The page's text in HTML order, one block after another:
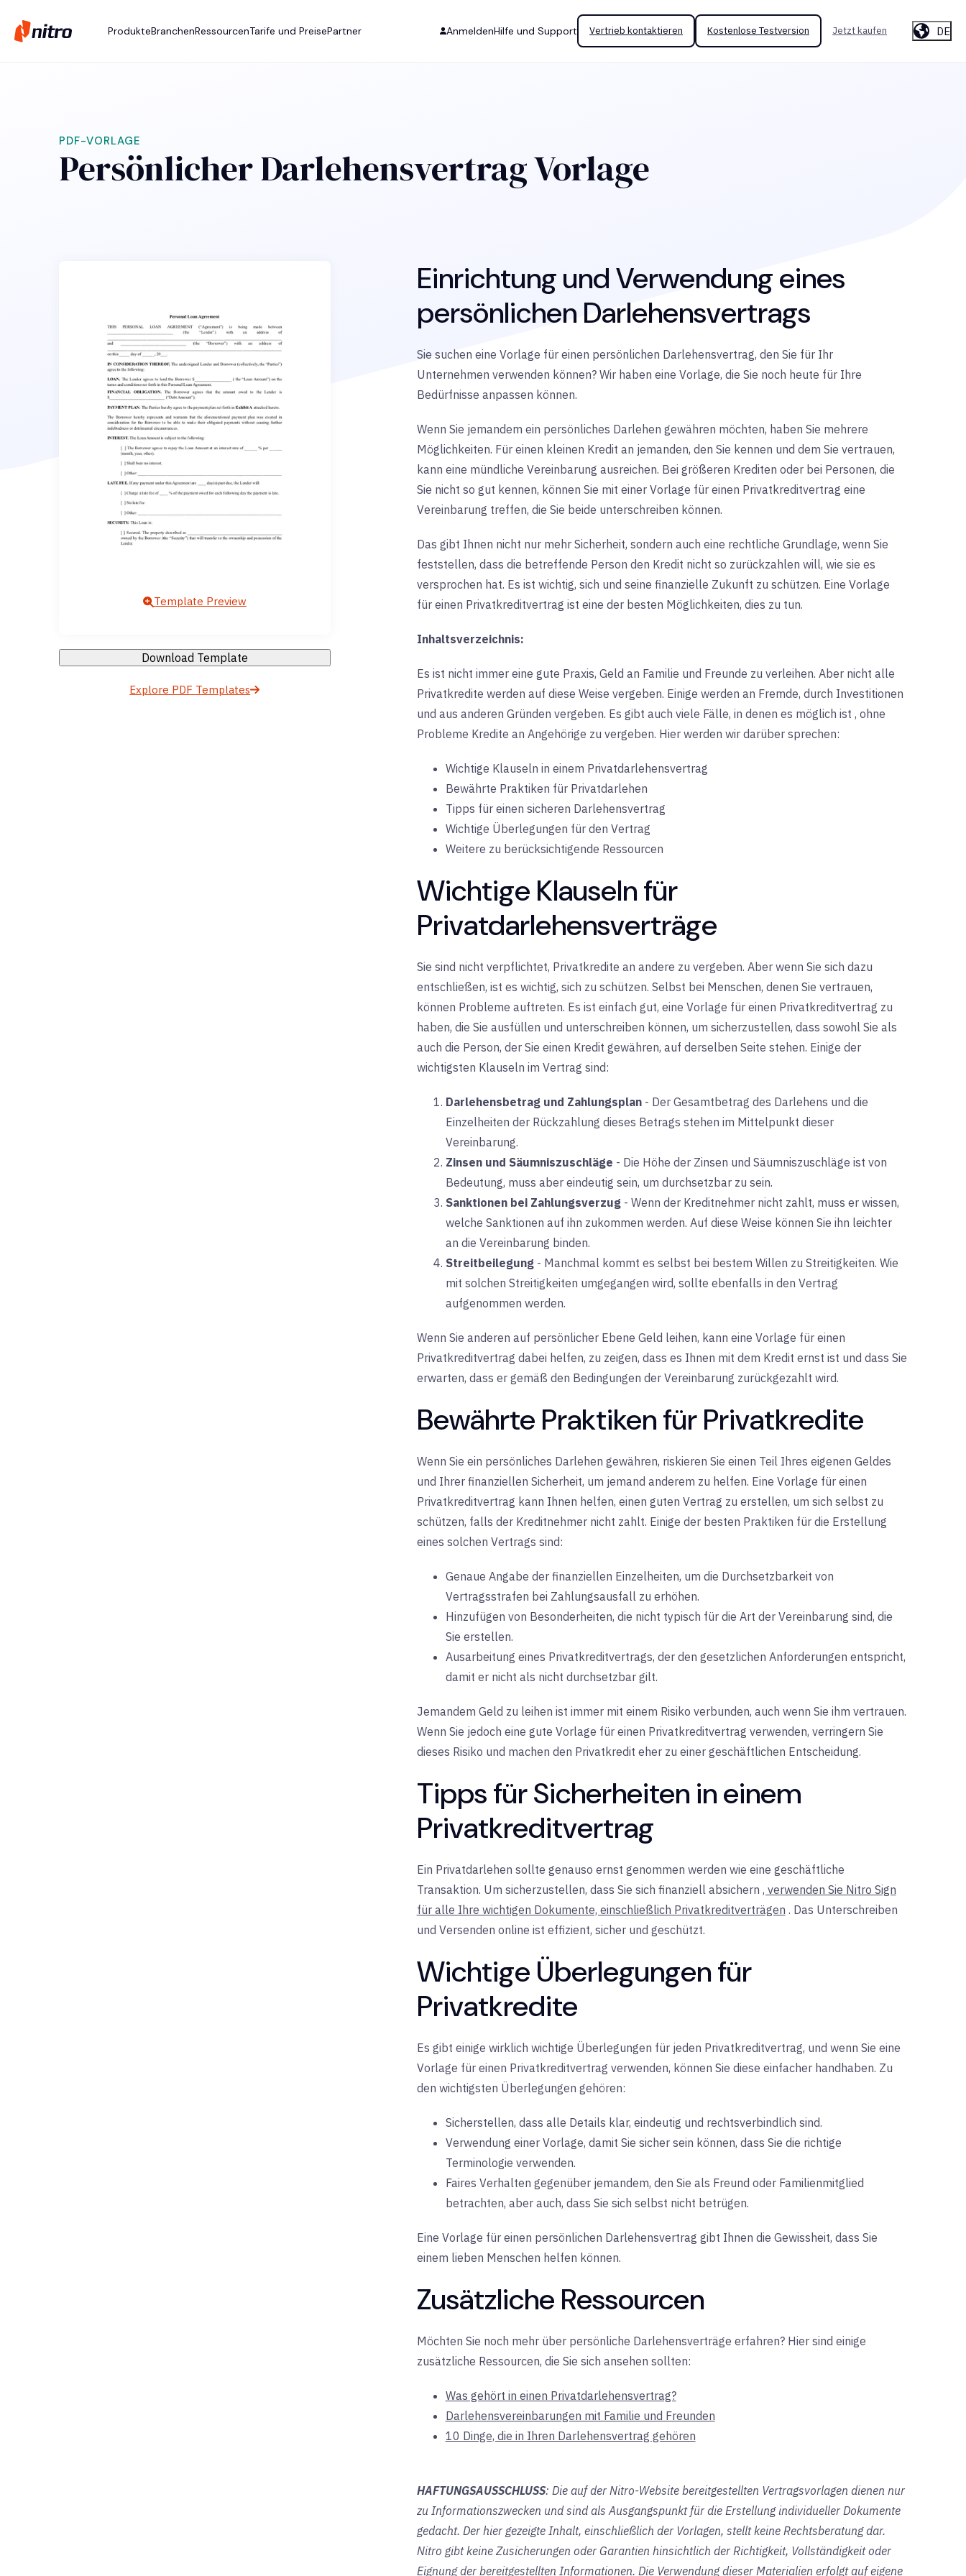
ProdukteBranchenRessourcenTarife und PreisePartner AnmeldenHilfe und Support Vertrieb kontaktieren Kostenlose Testversion Jetzt kaufen DE
PDF-VORLAGE
Persönlicher Darlehensvertrag Vorlage
Template Preview
Download Template
Explore PDF Templates
Einrichtung und Verwendung eines
persönlichen Darlehensvertrags
Sie suchen eine Vorlage für einen persönlichen Darlehensvertrag, den Sie für Ihr
Unternehmen verwenden können? Wir haben eine Vorlage, die Sie noch heute für Ihre
Bedürfnisse anpassen können.
Wenn Sie jemandem ein persönliches Darlehen gewähren möchten, haben Sie mehrere
Möglichkeiten. Für einen kleinen Kredit an jemanden, den Sie kennen und dem Sie vertrauen,
kann eine mündliche Vereinbarung ausreichen. Bei größeren Krediten oder bei Personen, die
Sie nicht so gut kennen, können Sie mit einer Vorlage für einen Privatkreditvertrag eine
Vereinbarung treffen, die Sie beide unterschreiben können.
Das gibt Ihnen nicht nur mehr Sicherheit, sondern auch eine rechtliche Grundlage, wenn Sie
feststellen, dass die betreffende Person den Kredit nicht so zurückzahlen will, wie sie es
versprochen hat. Es ist wichtig, sich und seine finanzielle Zukunft zu schützen. Eine Vorlage
für einen Privatkreditvertrag ist eine der besten Möglichkeiten, dies zu tun.
Inhaltsverzeichnis:
Es ist nicht immer eine gute Praxis, Geld an Familie und Freunde zu verleihen. Aber nicht alle
Privatkredite werden auf diese Weise vergeben. Einige werden an Fremde, durch Investitionen
und aus anderen Gründen vergeben. Es gibt auch viele Fälle, in denen es möglich ist , ohne
Probleme Kredite an Angehörige zu vergeben. Hier werden wir darüber sprechen:
Wichtige Klauseln in einem Privatdarlehensvertrag
Bewährte Praktiken für Privatdarlehen
Tipps für einen sicheren Darlehensvertrag
Wichtige Überlegungen für den Vertrag
Weitere zu berücksichtigende Ressourcen
Wichtige Klauseln für
Privatdarlehensverträge
Sie sind nicht verpflichtet, Privatkredite an andere zu vergeben. Aber wenn Sie sich dazu
entschließen, ist es wichtig, sich zu schützen. Selbst bei Menschen, denen Sie vertrauen,
können Probleme auftreten. Es ist einfach gut, eine Vorlage für einen Privatkreditvertrag zu
haben, die Sie ausfüllen und unterschreiben können, um sicherzustellen, dass sowohl Sie als
auch die Person, der Sie einen Kredit gewähren, auf derselben Seite stehen. Einige der
wichtigsten Klauseln im Vertrag sind:
Darlehensbetrag und Zahlungsplan- Der Gesamtbetrag des Darlehens und die
Einzelheiten der Rückzahlung dieses Betrags stehen im Mittelpunkt dieser
Vereinbarung.
Zinsen und Säumniszuschläge - Die Höhe der Zinsen und Säumniszuschläge ist von
Bedeutung, muss aber eindeutig sein, um durchsetzbar zu sein.
Sanktionen bei Zahlungsverzug- Wenn der Kreditnehmer nicht zahlt, muss er wissen,
welche Sanktionen auf ihn zukommen werden. Auf diese Weise können Sie ihn leichter
an die Vereinbarung binden.
Streitbeilegung- Manchmal kommt es selbst bei bestem Willen zu Streitigkeiten. Wie
mit solchen Streitigkeiten umgegangen wird, sollte ebenfalls in den Vertrag
aufgenommen werden.
Wenn Sie anderen auf persönlicher Ebene Geld leihen, kann eine Vorlage für einen
Privatkreditvertrag dabei helfen, zu zeigen, dass es Ihnen mit dem Kredit ernst ist und dass Sie
erwarten, dass er gemäß den Bedingungen der Vereinbarung zurückgezahlt wird.
Bewährte Praktiken für Privatkredite
Wenn Sie ein persönliches Darlehen gewähren, riskieren Sie einen Teil Ihres eigenen Geldes
und Ihrer finanziellen Sicherheit, um jemand anderem zu helfen. Eine Vorlage für einen
Privatkreditvertrag kann Ihnen helfen, einen guten Vertrag zu erstellen, um sich selbst zu
schützen, falls der Kreditnehmer nicht zahlt. Einige der besten Praktiken für die Erstellung
eines solchen Vertrags sind:
Genaue Angabe der finanziellen Einzelheiten, um die Durchsetzbarkeit von
Vertragsstrafen bei Zahlungsausfall zu erhöhen.
Hinzufügen von Besonderheiten, die nicht typisch für die Art der Vereinbarung sind, die
Sie erstellen.
Ausarbeitung eines Privatkreditvertrags, der den gesetzlichen Anforderungen entspricht,
damit er nicht als nicht durchsetzbar gilt.
Jemandem Geld zu leihen ist immer mit einem Risiko verbunden, auch wenn Sie ihm vertrauen.
Wenn Sie jedoch eine gute Vorlage für einen Privatkreditvertrag verwenden, verringern Sie
dieses Risiko und machen den Privatkredit eher zu einer geschäftlichen Entscheidung.
Tipps für Sicherheiten in einem
Privatkreditvertrag
Ein Privatdarlehen sollte genauso ernst genommen werden wie eine geschäftliche
Transaktion. Um sicherzustellen, dass Sie sich finanziell absichern , verwenden Sie Nitro Sign
für alle Ihre wichtigen Dokumente, einschließlich Privatkreditverträgen . Das Unterschreiben
und Versenden online ist effizient, sicher und geschützt.
Wichtige Überlegungen für
Privatkredite
Es gibt einige wirklich wichtige Überlegungen für jeden Privatkreditvertrag, und wenn Sie eine
Vorlage für einen Privatkreditvertrag verwenden, können Sie diese einfacher handhaben. Zu
den wichtigsten Überlegungen gehören:
Sicherstellen, dass alle Details klar, eindeutig und rechtsverbindlich sind.
Verwendung einer Vorlage, damit Sie sicher sein können, dass Sie die richtige
Terminologie verwenden.
Faires Verhalten gegenüber jemandem, den Sie als Freund oder Familienmitglied
betrachten, aber auch, dass Sie sich selbst nicht betrügen.
Eine Vorlage für einen persönlichen Darlehensvertrag gibt Ihnen die Gewissheit, dass Sie
einem lieben Menschen helfen können.
Zusätzliche Ressourcen
Möchten Sie noch mehr über persönliche Darlehensverträge erfahren? Hier sind einige
zusätzliche Ressourcen, die Sie sich ansehen sollten:
Was gehört in einen Privatdarlehensvertrag?
Darlehensvereinbarungen mit Familie und Freunden
10 Dinge, die in Ihren Darlehensvertrag gehören
HAFTUNGSAUSSCHLUSS: Die auf der Nitro-Website bereitgestellten Vertragsvorlagen dienen nur
zu Informationszwecken und sind als Ausgangspunkt für die Erstellung individueller Dokumente
gedacht. Der hier gezeigte Inhalt, einschließlich der Vorlagen, stellt keine Rechtsberatung dar.
Nitro gibt keine Zusicherungen oder Garantien hinsichtlich der Richtigkeit, Vollständigkeit oder
Eignung der bereitgestellten Informationen. Die Verwendung dieser Materialien erfolgt auf eigene